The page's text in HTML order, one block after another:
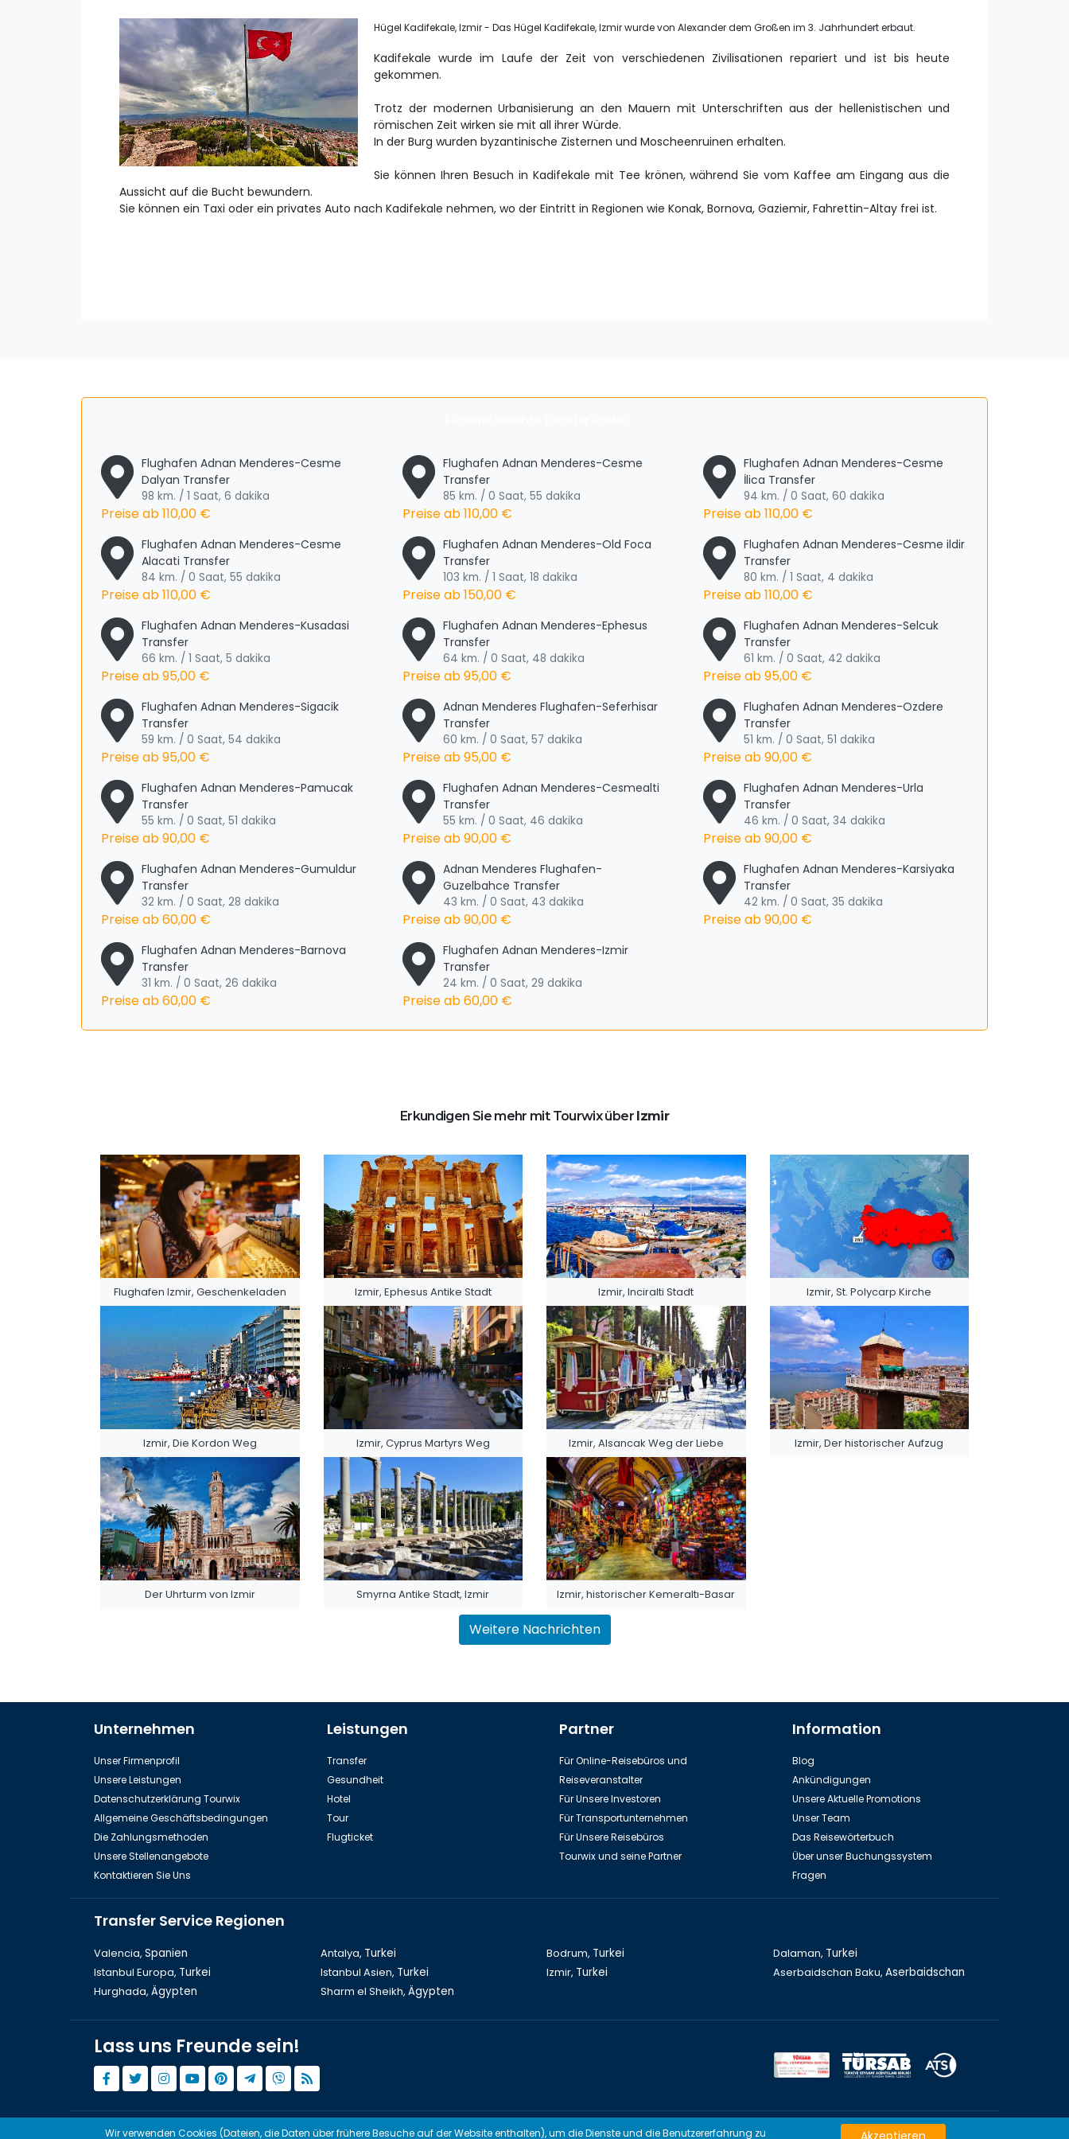
Hügel Kadifekale, Izmir - Das Hügel Kadifekale, Izmir wurde von Alexander dem Großen im 3. Jahrhundert erbaut.
Kadifekale wurde im Laufe der Zeit von verschiedenen Zivilisationen repariert und ist bis heute
gekommen.
Trotz der modernen Urbanisierung an den Mauern mit Unterschriften aus der hellenistischen und
römischen Zeit wirken sie mit all ihrer Würde.
In der Burg wurden byzantinische Zisternen und Moscheenruinen erhalten.
Sie können Ihren Besuch in Kadifekale mit Tee krönen, während Sie vom Kaffee am Eingang aus die
Aussicht auf die Bucht bewundern.
Sie können ein Taxi oder ein privates Auto nach Kadifekale nehmen, wo der Eintritt in Regionen wie Konak, Bornova, Gaziemir, Fahrettin-Altay frei ist.
Flughafen Adnan Menderes-Cesme
Dalyan Transfer
98 km. / 1 Saat, 6 dakika
Preise ab110,00 €
Flughafen Adnan Menderes-Cesme
Transfer
85 km. / 0 Saat, 55 dakika
Preise ab110,00 €
Flughafen Adnan Menderes-Cesme
İlica Transfer
94 km. / 0 Saat, 60 dakika
Preise ab110,00 €
Flughafen Adnan Menderes-Cesme
Alacati Transfer
84 km. / 0 Saat, 55 dakika
Preise ab110,00 €
Flughafen Adnan Menderes-Old Foca
Transfer
103 km. / 1 Saat, 18 dakika
Preise ab150,00 €
Flughafen Adnan Menderes-Cesme ildir
Transfer
80 km. / 1 Saat, 4 dakika
Preise ab110,00 €
Flughafen Adnan Menderes-Kusadasi
Transfer
66 km. / 1 Saat, 5 dakika
Preise ab95,00 €
Flughafen Adnan Menderes-Ephesus
Transfer
64 km. / 0 Saat, 48 dakika
Preise ab95,00 €
Flughafen Adnan Menderes-Selcuk
Transfer
61 km. / 0 Saat, 42 dakika
Preise ab95,00 €
Flughafen Adnan Menderes-Sigacik
Transfer
59 km. / 0 Saat, 54 dakika
Preise ab95,00 €
Adnan Menderes Flughafen-Seferhisar
Transfer
60 km. / 0 Saat, 57 dakika
Preise ab95,00 €
Flughafen Adnan Menderes-Ozdere
Transfer
51 km. / 0 Saat, 51 dakika
Preise ab90,00 €
Flughafen Adnan Menderes-Pamucak
Transfer
55 km. / 0 Saat, 51 dakika
Preise ab90,00 €
Flughafen Adnan Menderes-Cesmealti
Transfer
55 km. / 0 Saat, 46 dakika
Preise ab90,00 €
Flughafen Adnan Menderes-Urla
Transfer
46 km. / 0 Saat, 34 dakika
Preise ab90,00 €
Flughafen Adnan Menderes-Gumuldur
Transfer
32 km. / 0 Saat, 28 dakika
Preise ab60,00 €
Adnan Menderes Flughafen-
Guzelbahce Transfer
43 km. / 0 Saat, 43 dakika
Preise ab90,00 €
Flughafen Adnan Menderes-Karsiyaka
Transfer
42 km. / 0 Saat, 35 dakika
Preise ab90,00 €
Flughafen Adnan Menderes-Barnova
Transfer
31 km. / 0 Saat, 26 dakika
Preise ab60,00 €
Flughafen Adnan Menderes-Izmir
Transfer
24 km. / 0 Saat, 29 dakika
Preise ab60,00 €
Erkundigen Sie mehr mit Tourwix über Izmir
Flughafen Izmir, Geschenkeladen Izmir, Ephesus Antike Stadt Izmir, Inciralti Stadt Izmir, St. Polycarp Kirche
Izmir, Die Kordon Weg Izmir, Cyprus Martyrs Weg Izmir, Alsancak Weg der Liebe Izmir, Der historischer Aufzug
Der Uhrturm von Izmir Smyrna Antike Stadt, Izmir Izmir, historischer Kemeraltı-Basar
Weitere Nachrichten
Unternehmen
Unser Firmenprofil
Unsere Leistungen
Datenschutzerklärung Tourwix
Allgemeine Geschäftsbedingungen
Die Zahlungsmethoden
Unsere Stellenangebote
Kontaktieren Sie Uns
Leistungen
Transfer
Gesundheit
Hotel
Tour
Flugticket
Partner
Für Online-Reisebüros und
Reiseveranstalter
Für Unsere Investoren
Für Transportunternehmen
Für Unsere Reisebüros
Tourwix und seine Partner
Information
Blog
Ankündigungen
Unsere Aktuelle Promotions
Unser Team
Das Reisewörterbuch
Über unser Buchungssystem
Fragen
Transfer Service Regionen
Valencia, Spanien Antalya, Turkei Bodrum, Turkei Dalaman, Turkei
Istanbul Europa, Turkei Istanbul Asien, Turkei Izmir, Turkei Aserbaidschan Baku, Aserbaidschan
Hurghada, Ägypten Sharm el Sheikh, Ägypten
Lass uns Freunde sein!
Artmodern UG (Haftungsbeschränkt) Arbeitet mit Übereinstimmenden Gesetzen von Deutschland
Wir verwenden Cookies (Dateien, die Daten über frühere Besuche auf der Website enthalten), um die Dienste und die Benutzererfahrung zu Akzeptieren